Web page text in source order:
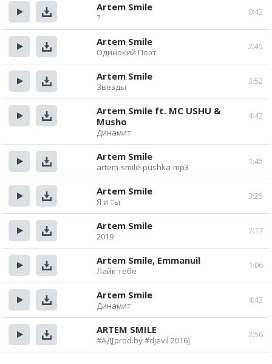
Прослушать
Скачать
0:42
Artem Smile
?
Прослушать
Скачать
2:45
Artem Smile
Одинокий Поэт
Прослушать
Скачать
3:52
Artem Smile
Звезды
4:42
Artem Smile ft. MC USHU &
Musho
Динамит
Прослушать
Скачать
1:45
Artem Smile
artem-smile-pushka-mp3
Прослушать
Скачать
3:25
Artem Smile
Я и ты
Прослушать
Скачать
2:17
Artem Smile
2019
Прослушать
Скачать
1:06
Artem Smile, Emmanuil
Лайк тебе
Прослушать
Скачать
4:42
Artem Smile
Динамит
Прослушать
Скачать
2:56
ARTEM SMILE
#АД[prod.by #djevil 2016]